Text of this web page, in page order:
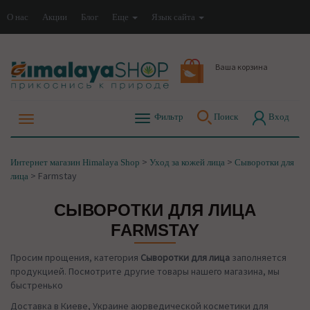
О нас Акции Блог Еще Язык сайта
Ваша корзина
Фильтр Поиск Вход
Интернет магазин Himalaya Shop > Уход за кожей лица > Сыворотки для
лица > Farmstay
СЫВОРОТКИ ДЛЯ ЛИЦА
FARMSTAY
Просим прощения, категория Сыворотки для лица заполняется
продукцией. Посмотрите другие товары нашего магазина, мы
быстренько
Доставка в Киеве, Украине аюрведической косметики для